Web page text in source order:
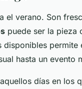
el verano. Son
puede ser la pieza
permite
hasta un evento
días en los